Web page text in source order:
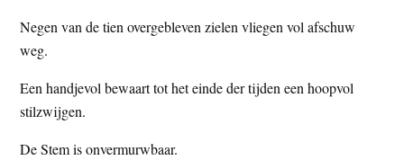
Negen van de tien overgebleven zielen vliegen vol afschuw
weg.
Een handjevol bewaart tot het einde der tijden een hoopvol
stilzwijgen.
De Stem is onvermurwbaar.